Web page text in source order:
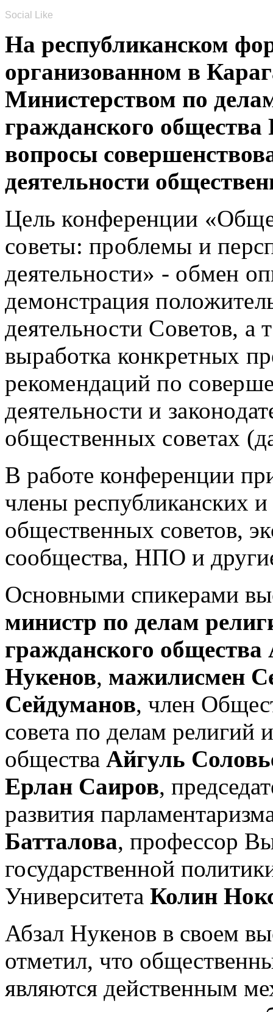
Social Like
На республиканском
организованном в
Министерством по
гражданского общества
вопросы
деятельности
Цель конференции
советы: проблемы и
деятельности» -­ обмен
демонстрация
деятельности Советов, а
выработка конкретных
рекомендаций по
деятельности и
общественных советах
В работе конференции
члены республиканских
общественных советов,
сообщества, НПО и
Основными спикерами
министр по делам
гражданского общества
Нукенов, мажилисмен
Сейдуманов, член
совета по делам религий
общества Айгуль
Ерлан Саиров,
развития
Батталова, профессор
государственной
Университета Колин
Абзал Нукенов в своем
отметил, что
являются действенным